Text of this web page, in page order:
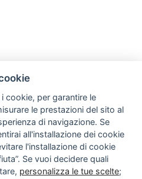
cookie, per garantire le
le prestazioni del sito al
di navigazione. Se
all'installazione dei cookie
l'installazione di cookie
Se vuoi decidere quali
personalizza le tue scelte;